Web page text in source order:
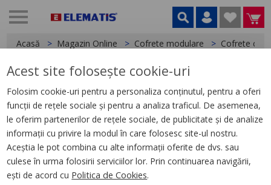
Acasă Magazin Online Cofrete modulare Cofrete cu
< Cofrete cu montaj incastrat
Resi9 MP parte frontala alba
cofret ST 2R 12M
Acest site folosește cookie-uri
Folosim cookie-uri pentru a personaliza conținutul, pentru a oferi
funcții de rețele sociale și pentru a analiza traficul. De asemenea,
le oferim partenerilor de rețele sociale, de publicitate și de analize
informații cu privire la modul în care folosesc site-ul nostru.
Aceștia le pot combina cu alte informații oferite de dvs. sau
culese în urma folosirii serviciilor lor. Prin continuarea navigării,
ești de acord cu Politica de Cookies.